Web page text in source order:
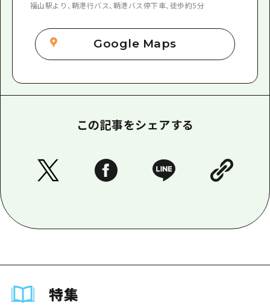
福山駅より、鞆港行バス、鞆港バス停下車、徒歩約5分
Google Maps
この記事をシェアする
特集